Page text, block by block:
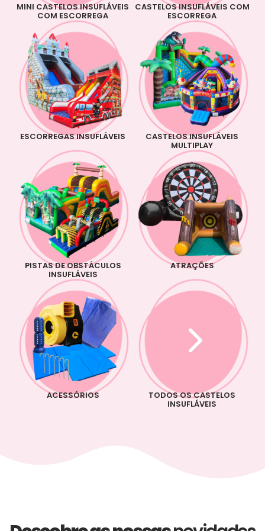
MINI CASTELOS INSUFLÁVEIS
COM ESCORREGA
CASTELOS INSUFLÁVEIS COM
ESCORREGA
ESCORREGAS INSUFLÁVEIS CASTELOS INSUFLÁVEIS
MULTIPLAY
PISTAS DE OBSTÁCULOS
INSUFLÁVEIS
ATRAÇÕES
ACESSÓRIOS TODOS OS CASTELOS
INSUFLÁVEIS